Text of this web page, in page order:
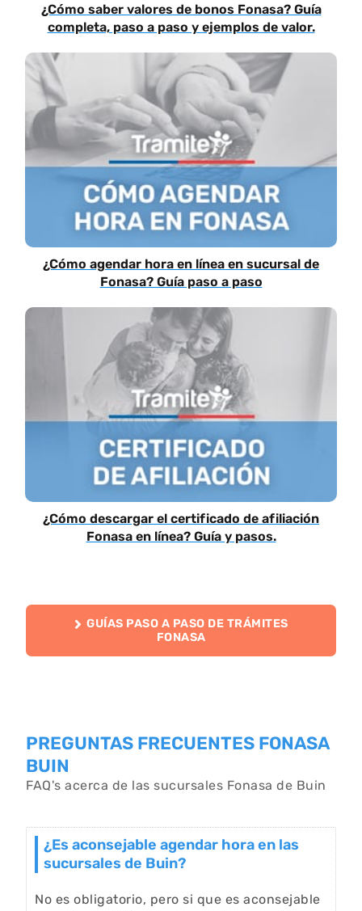
¿Cómo saber valores de bonos Fonasa? Guía
completa, paso a paso y ejemplos de valor.
¿Cómo agendar hora en línea en sucursal de
Fonasa? Guía paso a paso
¿Cómo descargar el certificado de afiliación
Fonasa en línea? Guía y pasos.
GUÍAS PASO A PASO DE TRÁMITES
FONASA
PREGUNTAS FRECUENTES FONASA
BUIN
FAQ's acerca de las sucursales Fonasa de Buin
¿Es aconsejable agendar hora en las
sucursales de Buin?
No es obligatorio, pero si que es aconsejable